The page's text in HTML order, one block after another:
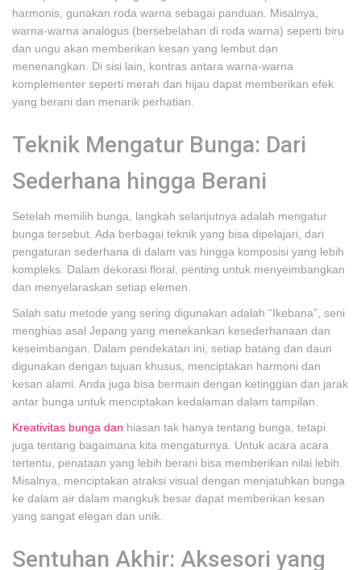
harmonis, gunakan roda warna sebagai panduan. Misalnya,
warna-warna analogus (bersebelahan di roda warna) seperti biru
dan ungu akan memberikan kesan yang lembut dan
menenangkan. Di sisi lain, kontras antara warna-warna
komplementer seperti merah dan hijau dapat memberikan efek
yang berani dan menarik perhatian.
Teknik Mengatur Bunga: Dari
Sederhana hingga Berani
Setelah memilih bunga, langkah selanjutnya adalah mengatur
bunga tersebut. Ada berbagai teknik yang bisa dipelajari, dari
pengaturan sederhana di dalam vas hingga komposisi yang lebih
kompleks. Dalam dekorasi floral, penting untuk menyeimbangkan
dan menyelaraskan setiap elemen.
Salah satu metode yang sering digunakan adalah “Ikebana”, seni
menghias asal Jepang yang menekankan kesederhanaan dan
keseimbangan. Dalam pendekatan ini, setiap batang dan daun
digunakan dengan tujuan khusus, menciptakan harmoni dan
kesan alami. Anda juga bisa bermain dengan ketinggian dan jarak
antar bunga untuk menciptakan kedalaman dalam tampilan.
Kreativitas bunga dan hiasan tak hanya tentang bunga, tetapi
juga tentang bagaimana kita mengaturnya. Untuk acara acara
tertentu, penataan yang lebih berani bisa memberikan nilai lebih.
Misalnya, menciptakan atraksi visual dengan menjatuhkan bunga
ke dalam air dalam mangkuk besar dapat memberikan kesan
yang sangat elegan dan unik.
Sentuhan Akhir: Aksesori yang